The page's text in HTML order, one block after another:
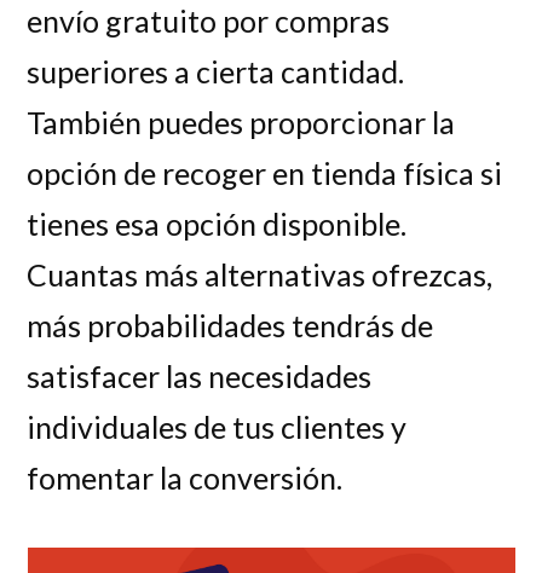
envío gratuito por compras
superiores a cierta cantidad.
También puedes proporcionar la
opción de recoger en tienda física si
tienes esa opción disponible.
Cuantas más alternativas ofrezcas,
más probabilidades tendrás de
satisfacer las necesidades
individuales de tus clientes y
fomentar la conversión.